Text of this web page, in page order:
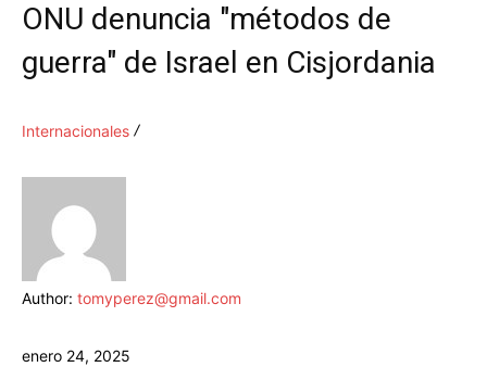
ONU denuncia "métodos de
guerra" de Israel en Cisjordania
Internacionales
Author: tomyperez@gmail.com
enero 24, 2025